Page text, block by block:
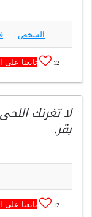
الشخص
12 تابعنا على
لا تغرنك
بقر.
12 تابعنا على